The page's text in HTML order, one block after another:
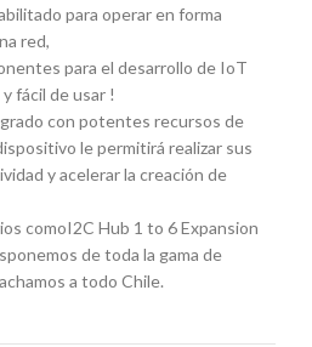
para operar en forma
red,
para el desarrollo de IoT
fácil de usar !
con potentes recursos de
le permitirá realizar sus
y acelerar la creación de
comoI2C Hub 1 to 6 Expansion
de toda la gama de
a todo Chile.